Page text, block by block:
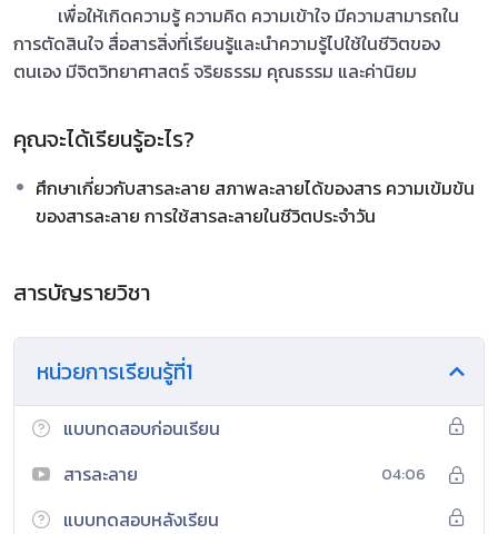
เพื่อให้เกิดความรู้ ความคิด ความเข้าใจ มีความสามารถใน
การตัดสินใจ สื่อสารสิ่งที่เรียนรู้และนำความรู้ไปใช้ในชีวิตของ
ตนเอง มีจิตวิทยาศาสตร์ จริยธรรม คุณธรรม และค่านิยม
คุณจะได้เรียนรู้อะไร?
ศึกษาเกี่ยวกับสารละลาย สภาพละลายได้ของสาร ความเข้มข้น
ของสารละลาย การใช้สารละลายในชีวิตประจำวัน
สารบัญรายวิชา
หน่วยการเรียนรู้ที่1
แบบทดสอบก่อนเรียน
สารละลาย
04:06
แบบทดสอบหลังเรียน